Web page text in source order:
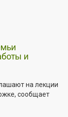
и
на лекции
сообщает